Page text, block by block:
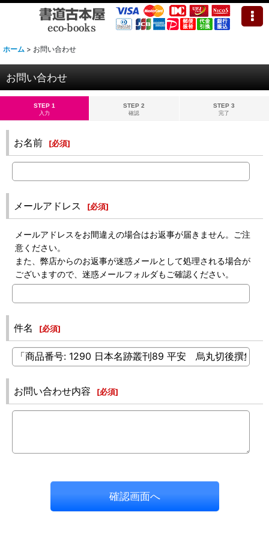
ホーム > お問い合わせ
お問い合わせ
STEP 1
入力
STEP 2
確認
STEP 3
完了
お名前 [必須]
メールアドレス [必須]
メールアドレスをお間違えの場合はお返事が届きません。ご注
意ください。
また、弊店からのお返事が迷惑メールとして処理される場合が
ございますので、迷惑メールフォルダもご確認ください。
件名 [必須]
お問い合わせ内容 [必須]
確認画面へ